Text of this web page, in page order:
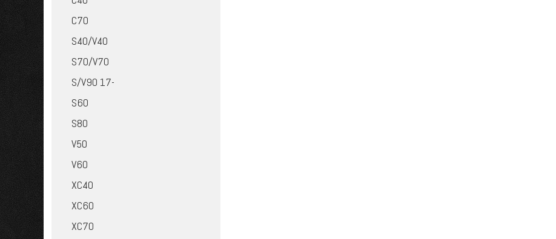
C70
S40/V40
S70/V70
S/V90 17-
S60
S80
V50
V60
XC40
XC60
XC70